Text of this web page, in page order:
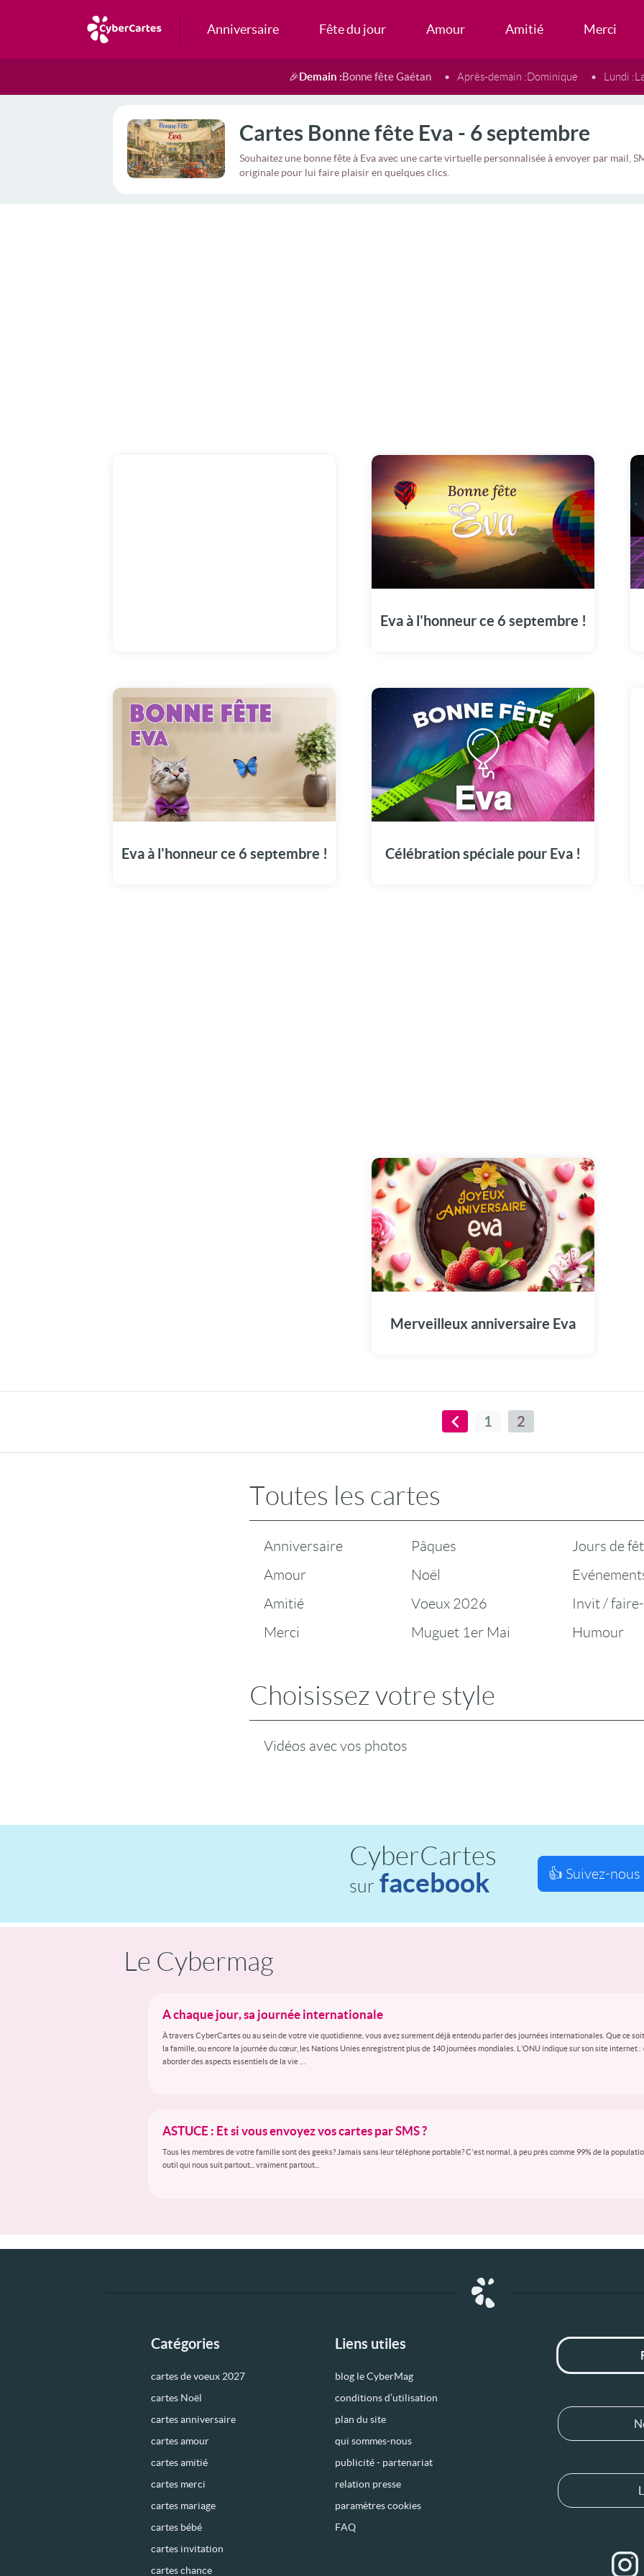
Anniversaire Fête du jour Amour Amitié Merci
🎉Demain :Bonne fête Gaétan Après-demain :Dominique Lundi :
Cartes Bonne fête Eva - 6 septembre
Souhaitez une bonne fête à Eva avec une carte virtuelle personnalisée à envoyer par mail,
originale pour lui faire plaisir en quelques clics.
Eva à l'honneur ce 6 septembre !
Une carte vidéo unique pour célébrer Eva en
Eva à l'honneur ce 6 septembre !
Offrez à Eva cette vidéo émotion pour
Célébration spéciale pour Eva !
Une carte vidéo unique pour célébrer Eva en
Merveilleux anniversaire Eva
Des fleurs et autres petites attentions pour
1 2
Toutes les cartes
Anniversaire
Amour
Amitié
Merci
Pâques
Noël
Voeux 2026
Muguet 1er Mai
Jours de
Invit /
Humour
Choisissez votre style
Vidéos avec vos photos
CyberCartes
sur facebook 👍 Suivez-nous
Le Cybermag
A chaque jour, sa journée internationale
À travers CyberCartes ou au sein de votre vie quotidienne, vous avez surement déjà entendu parler des journées internationales. Que ce
la famille, ou encore la journée du cœur, les Nations Unies enregistrent plus de 140 journées mondiales. L’ONU indique sur son site internet
aborder des aspects essentiels de la vie …
ASTUCE : Et si vous envoyez vos cartes par SMS ?
Tous les membres de votre famille sont des geeks? Jamais sans leur téléphone portable? C'est normal, à peu près comme 99% de la
outil qui nous suit partout... vraiment partout...
Catégories
cartes de voeux 2027
cartes Noël
cartes anniversaire
cartes amour
cartes amitié
cartes merci
cartes mariage
cartes bébé
cartes invitation
cartes chance
Liens utiles
blog le CyberMag
conditions d’utilisation
plan du site
qui sommes-nous
publicité - partenariat
relation presse
paramètres cookies
FAQ